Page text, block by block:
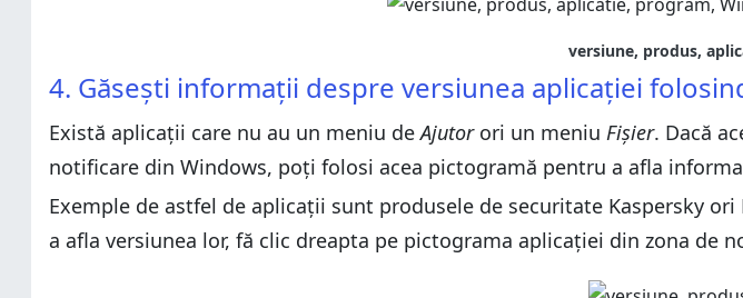
versiune, produs,
4. Găsești informații despre versiunea aplicației
Există aplicații care nu au un meniu deAjutorori un meniu Fișier. Dacă
notificare din Windows, poți folosi acea pictogramă pentru a afla
Exemple de astfel de aplicații sunt produsele de securitate Kaspersky
a afla versiunea lor, fă clic dreapta pe pictograma aplicației din zona de